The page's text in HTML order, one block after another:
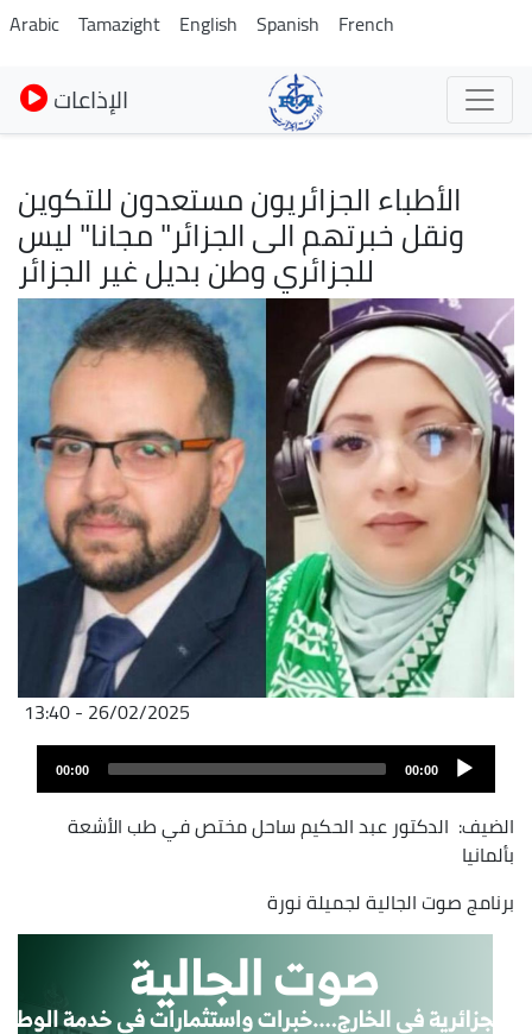
Pasar
al
contenido
principal
Arabic Tamazight English Spanish French
الإذاعات
الأطباء الجزائريون مستعدون للتكوين
ونقل خبرتهم الى الجزائر" مجانا" ليس
للجزائري وطن بديل غير الجزائر
Imagen
26/02/2025 - 13:40
Archivo
audio
00:00
00:00
الضيف: الدكتور عبد الحكيم ساحل مختص في طب الأشعة
بألمانيا
برنامج صوت الجالية لجميلة نورة